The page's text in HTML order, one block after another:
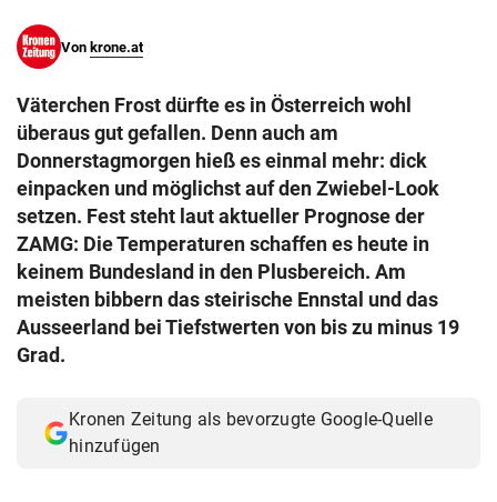
search
eingeben
Muthgasse 2, 1190 Wien
Von krone.at
Väterchen Frost dürfte es in Österreich wohl
überaus gut gefallen. Denn auch am
Donnerstagmorgen hieß es einmal mehr: dick
einpacken und möglichst auf den Zwiebel-Look
setzen. Fest steht laut aktueller Prognose der
ZAMG: Die Temperaturen schaffen es heute in
keinem Bundesland in den Plusbereich. Am
meisten bibbern das steirische Ennstal und das
Ausseerland bei Tiefstwerten von bis zu minus 19
Grad.
Kronen Zeitung als bevorzugte Google-Quelle
hinzufügen